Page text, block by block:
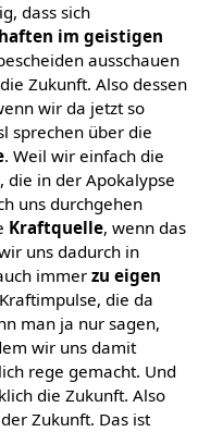
dass sich
im geistigen
ausschauen
Zukunft. Also dessen
wir da jetzt so
sprechen über die
. Weil wir einfach die
, die in der Apokalypse
uns durchgehen
Kraftquelle, wenn das
uns dadurch in
immer zu eigen
die da
man ja nur sagen,
wir uns damit
rege gemacht. Und
die Zukunft. Also
Zukunft. Das ist